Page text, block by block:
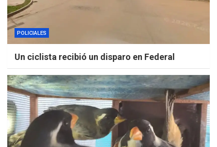
POLICIALES
Un ciclista recibió un disparo en Federal